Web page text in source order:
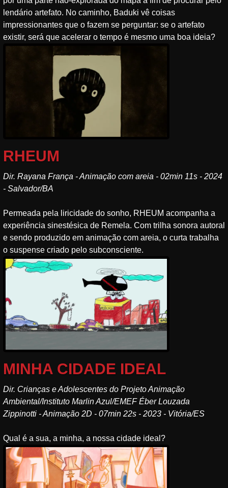
lendário artefato. No caminho, Baduki vê coisas
impressionantes que o fazem se perguntar: se o artefato
existir, será que acelerar o tempo é mesmo uma boa ideia?
RHEUM
Dir. Rayana França - Animação com areia - 02min 11s - 2024
- Salvador/BA
Permeada pela liricidade do sonho, RHEUM acompanha a
experiência sinestésica de Remela. Com trilha sonora autoral
e sendo produzido em animação com areia, o curta trabalha
o suspense criado pelo subconsciente.
MINHA CIDADE IDEAL
Dir. Crianças e Adolescentes do Projeto Animação
Ambiental/Instituto Marlin Azul/EMEF Éber Louzada
Zippinotti - Animação 2D - 07min 22s - 2023 - Vitória/ES
Qual é a sua, a minha, a nossa cidade ideal?